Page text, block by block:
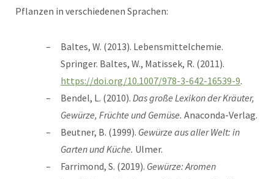
Pflanzen in verschiedenen Sprachen:
Baltes, W. (2013). Lebensmittelchemie.
Springer. Baltes, W., Matissek, R. (2011).
https://doi.org/10.1007/978-3-642-16539-9.
Bendel, L. (2010). Das große Lexikon der Kräuter,
Gewürze, Früchte und Gemüse. Anaconda-Verlag.
Beutner, B. (1999). Gewürze aus aller Welt: in
Garten und Küche. Ulmer.
Farrimond, S. (2019). Gewürze: Aromen